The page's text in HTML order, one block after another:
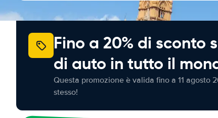
Fino a 20% di sconto
di auto in tutto il
Questa promozione è valida fino a 11 agosto
stesso!